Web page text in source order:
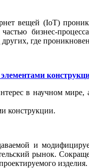
вещей (IoT)
бизнес-
где
в научном
конструкции.
и
рынок.
изделия.